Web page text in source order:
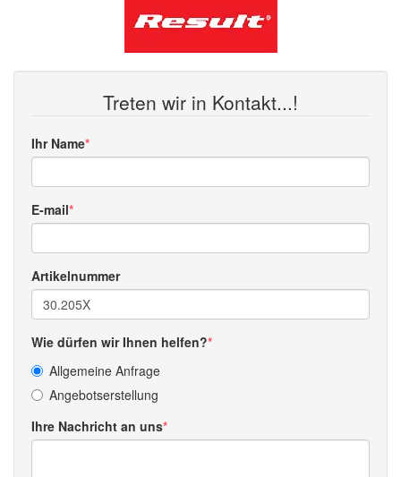
Treten wir in Kontakt...!
Ihr Name
E-mail
Artikelnummer
Wie dürfen wir Ihnen helfen?
Allgemeine Anfrage
Angebotserstellung
Ihre Nachricht an uns